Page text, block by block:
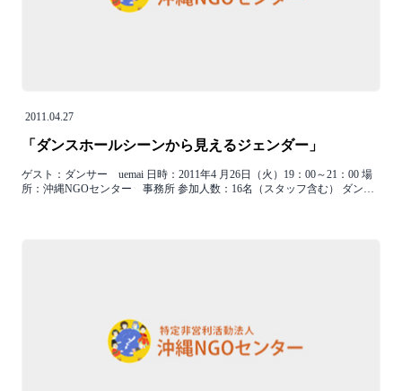
2011.04.27
「ダンスホールシーンから見えるジェンダー」
ゲスト：ダンサー uemai 日時：2011年4 月26日（火）19：00～21：00 場
所：沖縄NGOセンター 事務所 参加人数：16名（スタッフ含む） ダン…